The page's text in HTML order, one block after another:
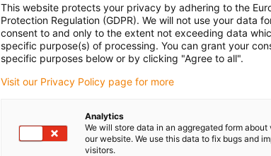
This website protects your privacy by adhering to the
Protection Regulation (GDPR). We will not use your data
consent to and only to the extent not exceeding data
specific purpose(s) of processing. You can grant your
specific purposes below or by clicking "Agree to all".
Visit our Privacy Policy page for more
Analytics
We will store data in an aggregated form
our website. We use this data to fix bugs and
visitors.